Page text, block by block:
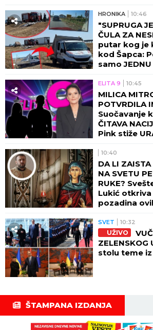
HRONIKA 10:46
"SUPRUGA
ČULA ZA
putar kog je
kod Šapca:
samo JEDNU
ELITA 9 10:45
MILICA
POTVRDILA
Suočavanje
ČITAVA
Pink stiže
10:40
DA LI
NA SVETU
RUKE?
Lukić otkriva
pozadina
SVET 10:32
UŽIVO
ZELENSKOG
stolu teme iz
ŠTAMPANA IZDANJA